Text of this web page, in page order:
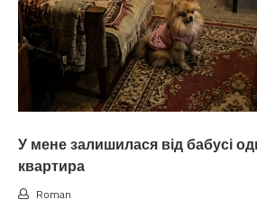
У мене залишилася від бабусі
квартира
Roman